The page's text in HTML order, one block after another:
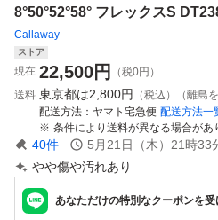
8°50°52°58° フレックスS
Callaway
ストア
現在 22,500円
（税0円）
送料 東京都は2,800円
（税込）（離島
配送方法
ヤマト宅急便 配送方法一
条件により送料が異なる場合があ
40件 5月21日（木）21時33
やや傷や汚れあり
あなただけの特別なクーポンを